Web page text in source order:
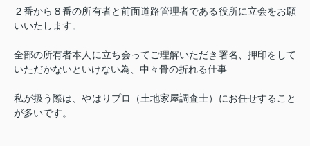
２番から８番の所有者と前面道路管理者である役所に立会をお願
いいたします。
全部の所有者本人に立ち会ってご理解いただき署名、押印をして
いただかないといけない為、中々骨の折れる仕事
私が扱う際は、やはりプロ（土地家屋調査士）にお任せすること
が多いです。